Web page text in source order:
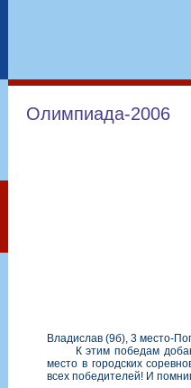
Олимпиада-2006
Владислав (9б), 3 место-
К этим победам
место в городских
всех победителей! И